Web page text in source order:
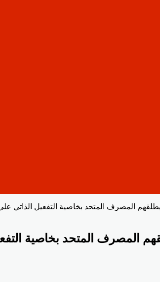
المصرف المتحد بخاصية التفعيل الذاتي علي
المصرف المتحد بخاصية